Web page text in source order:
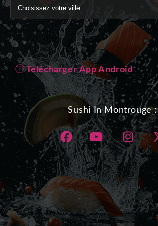
Télécharger App Android
Sushi In Montrouge :